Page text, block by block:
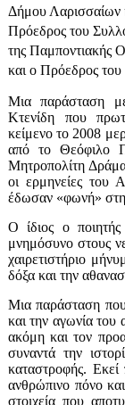
Δήμου Λαρισσαίων
Πρόεδρος του
της Παμποντιακής
και ο Πρόεδρος
Μια παράσταση
Κτενίδη που
κείμενο το 2008
από το Θεόφιλο
Μητροπολίτη
οι ερμηνείες του
έδωσαν «φωνή»
Ο ίδιος ο
μνημόσυνο στους
χαιρετιστήριο
δόξα και την
Μια παράσταση που
και την αγωνία
ακόμη και τον
συναντά την
καταστροφής. Εκεί
ανθρώπινο πόνο
στοιχεία που